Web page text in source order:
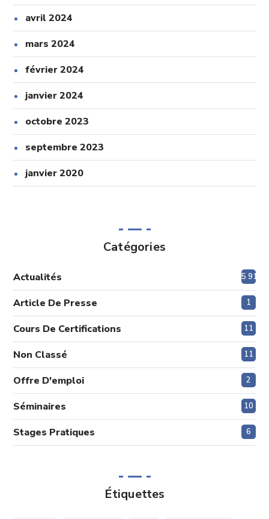
avril 2024
mars 2024
février 2024
janvier 2024
octobre 2023
septembre 2023
janvier 2020
Catégories
Actualités 5 915
Article De Presse 1
Cours De Certifications 11
Non Classé 11
Offre D'emploi 2
Séminaires 10
Stages Pratiques 6
Étiquettes